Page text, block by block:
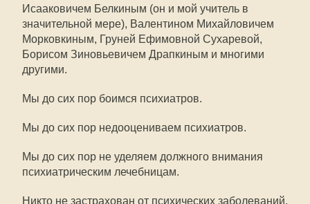
Исааковичем Белкиным (он и мой учитель в
значительной мере), Валентином Михайловичем
Морковкиным, Груней Ефимовной Сухаревой,
Борисом Зиновьевичем Драпкиным и многими
другими.
Мы до сих пор боимся психиатров.
Мы до сих пор недооцениваем психиатров.
Мы до сих пор не уделяем должного внимания
психиатрическим лечебницам.
Никто не застрахован от психических заболеваний.